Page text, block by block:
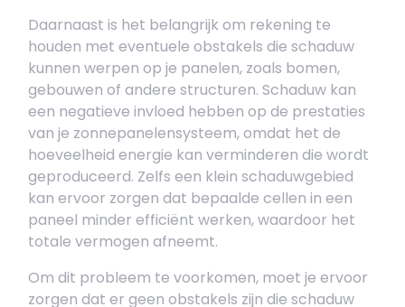
Daarnaast is het belangrijk om rekening te
houden met eventuele obstakels die schaduw
kunnen werpen op je panelen, zoals bomen,
gebouwen of andere structuren. Schaduw kan
een negatieve invloed hebben op de prestaties
van je zonnepanelensysteem, omdat het de
hoeveelheid energie kan verminderen die wordt
geproduceerd. Zelfs een klein schaduwgebied
kan ervoor zorgen dat bepaalde cellen in een
paneel minder efficiënt werken, waardoor het
totale vermogen afneemt.
Om dit probleem te voorkomen, moet je ervoor
zorgen dat er geen obstakels zijn die schaduw